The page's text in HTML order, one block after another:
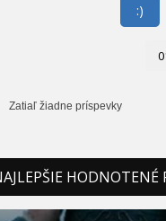
:)
Zatiaľ žiadne príspevky
HODNOTENÉ